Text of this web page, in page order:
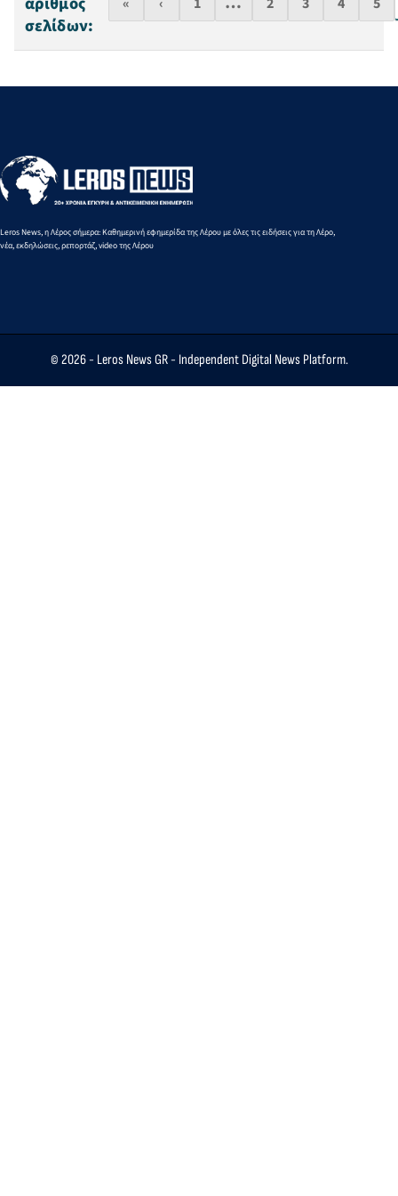
σελίδων:
« ‹ 1 2 3 4 5
Leros News, η Λέρος σήμερα: Καθημερινή εφημερίδα της Λέρου με όλες τις ειδήσεις για τη Λέρο,
νέα, εκδηλώσεις, ρεπορτάζ, video της Λέρου
© 2026 - Leros News GR- Independent Digital News Platform.